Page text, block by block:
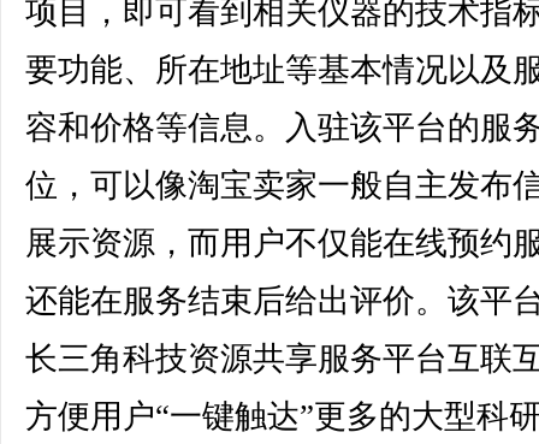
项目，即可看到相关仪器的技术指
要功能、所在地址等基本情况以及
容和价格等信息。入驻该平台的服
位，可以像淘宝卖家一般自主发布
展示资源，而用户不仅能在线预约
还能在服务结束后给出评价。该平
长三角科技资源共享服务平台互联
方便用户“一键触达”更多的大型科